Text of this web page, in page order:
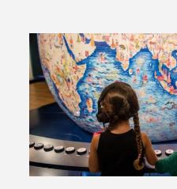
connexion
Avantages fidélité